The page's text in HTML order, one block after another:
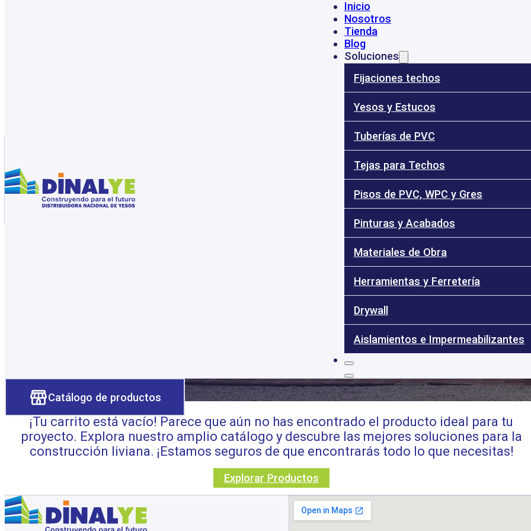
Inicio
Nosotros
Tienda
Blog
Soluciones
Fijaciones techos
Yesos y Estucos
Tuberías de PVC
Tejas para Techos
Pisos de PVC, WPC y Gres
Pinturas y Acabados
Materiales de Obra
Herramientas y Ferretería
Drywall
Aislamientos e Impermeabilizantes
Catálogo de productos
- 3185896064
Catálogo de productos
Inicio
Nosotros
Tienda
Blog
Soluciones
Carrito
¡Tu carrito está vacío! Parece que aún no has encontrado el producto ideal para tu
proyecto. Explora nuestro amplio catálogo y descubre las mejores soluciones para la
construcción liviana. ¡Estamos seguros de que encontrarás todo lo que necesitas!
Explorar Productos